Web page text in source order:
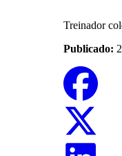
Treinador
Publicado: